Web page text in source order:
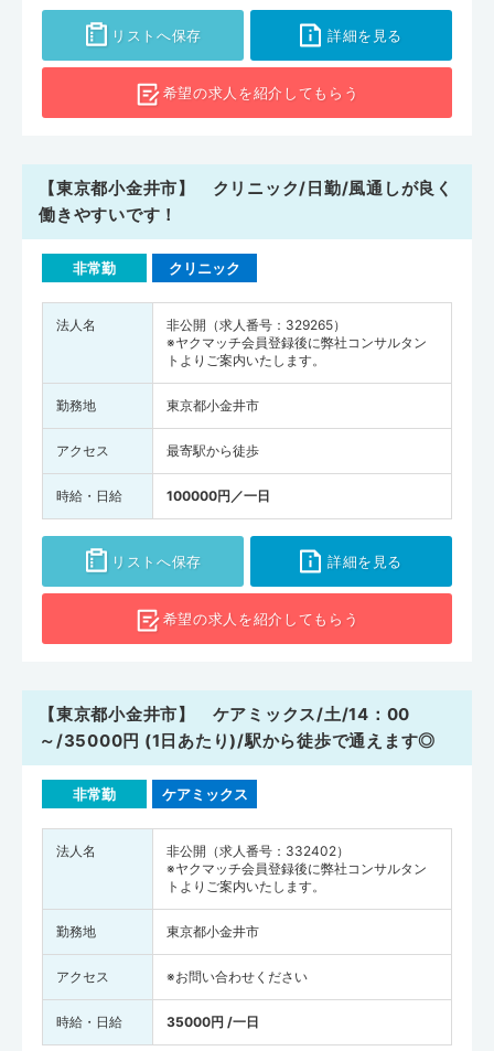
リストへ保存 詳細を見る
希望の求人を紹介してもらう
【東京都小金井市】 クリニック/日勤/風通しが良く
働きやすいです！
非常勤 クリニック
法人名
非公開（求人番号：329265）
※ヤクマッチ会員登録後に弊社コンサルタン
トよりご案内いたします。
勤務地 東京都小金井市
アクセス 最寄駅から徒歩
時給・日給 100000円／一日
リストへ保存 詳細を見る
希望の求人を紹介してもらう
【東京都小金井市】 ケアミックス/土/14：00
～/35000円 (1日あたり)/駅から徒歩で通えます◎
非常勤 ケアミックス
法人名
非公開（求人番号：332402）
※ヤクマッチ会員登録後に弊社コンサルタン
トよりご案内いたします。
勤務地 東京都小金井市
アクセス ※お問い合わせください
時給・日給 35000円 /一日